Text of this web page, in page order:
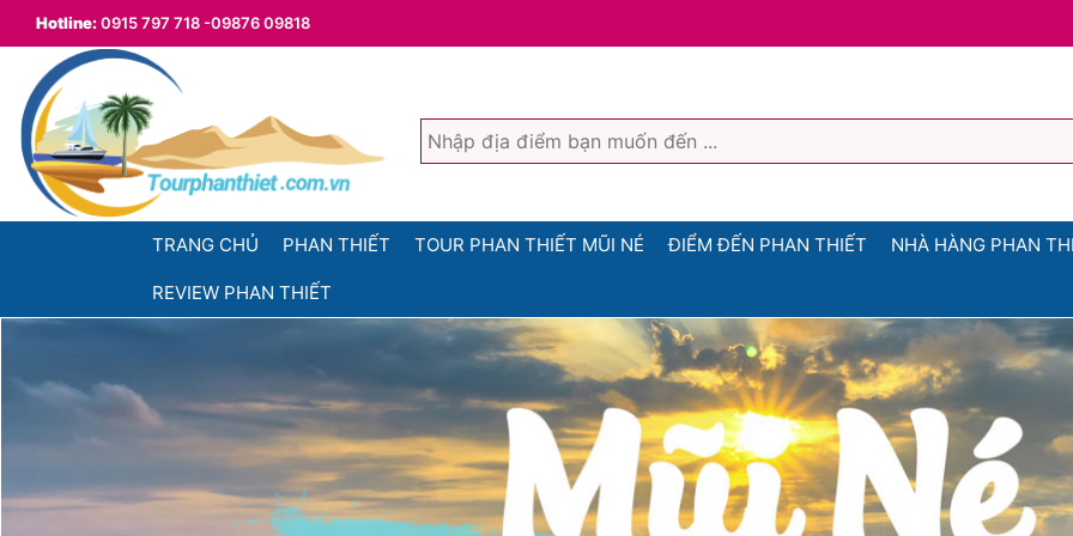
Hotline:0915 797 718 -09876 09818
TRANG CHỦ PHAN THIẾT TOUR PHAN THIẾT MŨI NÉ ĐIỂM ĐẾN PHAN THIẾT NHÀ HÀNG PHAN
REVIEW PHAN THIẾT